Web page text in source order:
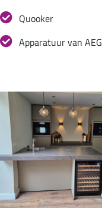
Quooker
Apparatuur van AEG